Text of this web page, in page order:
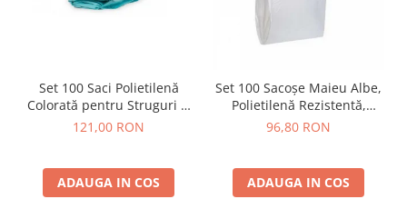
Set 100 Saci Polietilenă
Colorată pentru Struguri și
Recoltare, Rezistenți, 53x95
121,00 RON
ADAUGA IN COS
Set 100 Sacoșe Maieu Albe,
Polietilenă Rezistentă,
Diverse Mărimi
96,80 RON
ADAUGA IN COS